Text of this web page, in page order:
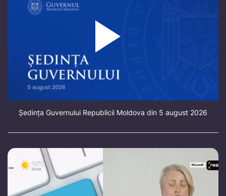
Ședința Guvernului Republicii Moldova din 5 august 2026